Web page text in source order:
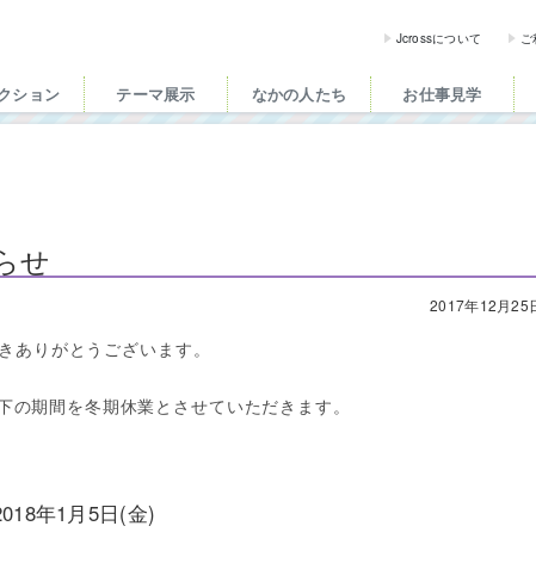
（ジェイクロス）| 図書
Jcrossについて
ション テーマ展示 なかの人たち お仕事見学
せ
2017年12月25
りがとうございます。
期間を冬期休業とさせていただきます。
年1月5日(金)